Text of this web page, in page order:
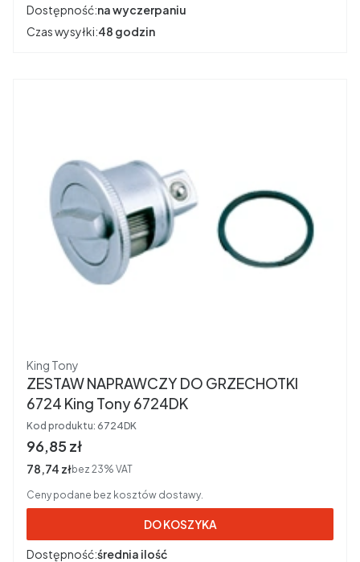
Dostępność:na wyczerpaniu
Czas wysyłki:48 godzin
Producent
King Tony
ZESTAW NAPRAWCZY DO GRZECHOTKI
6724 King Tony 6724DK
Kod produktu: 6724DK
Cena brutto
96,85 zł
Cena netto
78,74 złbez 23% VAT
Ceny podane bez kosztów dostawy.
DO KOSZYKA
Dostępność:średnia ilość